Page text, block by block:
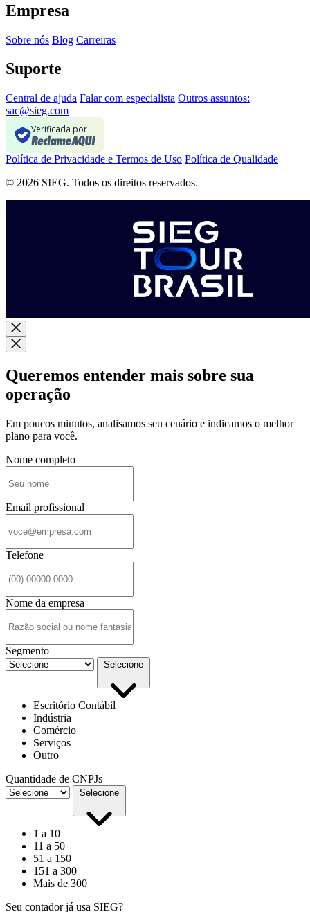
Empresa
Sobre nós Blog Carreiras
Suporte
Central de ajuda Falar com especialista Outros assuntos:
sac@sieg.com
Verificada por
Política de Privacidade e Termos de Uso Política de Qualidade
© 2026 SIEG. Todos os direitos reservados.
Queremos entender mais sobre sua
operação
Em poucos minutos, analisamos seu cenário e indicamos o melhor
plano para você.
Nome completo
Email profissional
Telefone
Nome da empresa
Segmento
Selecione
Escritório Contábil
Indústria
Comércio
Serviços
Outro
Quantidade de CNPJs
Selecione
1 a 10
11 a 50
51 a 150
151 a 300
Mais de 300
Seu contador já usa SIEG?